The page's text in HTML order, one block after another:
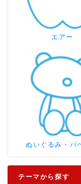
エアー
ぬいぐるみ・パ
テーマから探す